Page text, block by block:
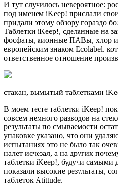
И тут случилось невероятное:
под именем iKeep! прислали
придали этому обзору гораздо
Таблетки iKeep!, сделанные на
фосфаты, аионные ПАВы, хлор и
европейским знаком Ecolabel.
ответственное отношение
стакан, вымытый таблетками
В моем тесте таблетки iKeep!
совсем немного разводов на
результаты по смываемости
упаковке указано, что они
испытаниях это не было так
налет исчезал, а на других
таблетки iKeep!, будучи
показали высокие результаты,
таблеток Atittude.